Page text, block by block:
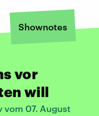
Shownotes
vor
will
vom 07. August